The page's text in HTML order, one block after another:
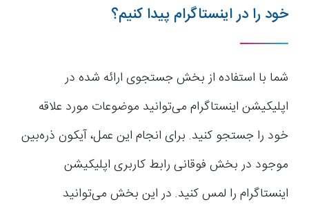
خود را در اینستاگرام پیدا کنیم؟
شما با استفاده از بخش جستجوی ارائه شده در
اپلیکیشن اینستاگرام می‌توانید موضوعات مورد علاقه
خود را جستجو کنید. برای انجام این عمل، آیکون ذره‌بین
موجود در بخش فوقانی رابط کاربری اپلیکیشن
اینستاگرام را لمس کنید. در این بخش می‌توانید